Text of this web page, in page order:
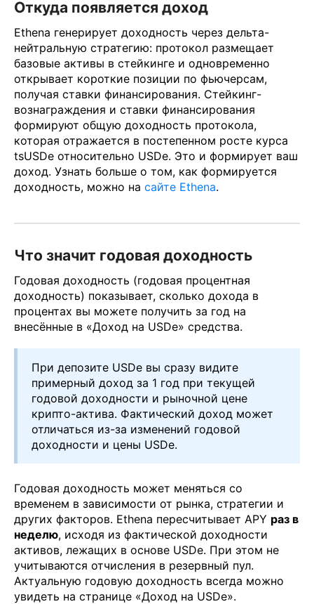
Откуда появляется доход
Ethena генерирует доходность через дельта-
нейтральную стратегию: протокол размещает
базовые активы в стейкинге и одновременно
открывает короткие позиции по фьючерсам,
получая ставки финансирования. Cтейкинг-
вознаграждения и ставки финансирования
формируют общую доходность протокола,
которая отражается в постепенном росте курса
tsUSDe относительно USDe. Это и формирует ваш
доход. Узнать больше о том, как формируется
доходность, можно на сайте Ethena.
Что значит годовая доходность
Годовая доходность (годовая процентная
доходность) показывает, сколько дохода в
процентах вы можете получить за год на
внесённые в «Доход на USDe» средства.
При депозите USDe вы сразу видите
примерный доход за 1 год при текущей
годовой доходности и рыночной цене
крипто-актива. Фактический доход может
отличаться из-за изменений годовой
доходности и цены USDe.
Годовая доходность может меняться со
временем в зависимости от рынка, стратегии и
других факторов. Ethena пересчитывает APY раз в
неделю, исходя из фактической доходности
активов, лежащих в основе USDe. При этом не
учитываются отчисления в резервный пул.
Актуальную годовую доходность всегда можно
увидеть на странице «Доход на USDe».